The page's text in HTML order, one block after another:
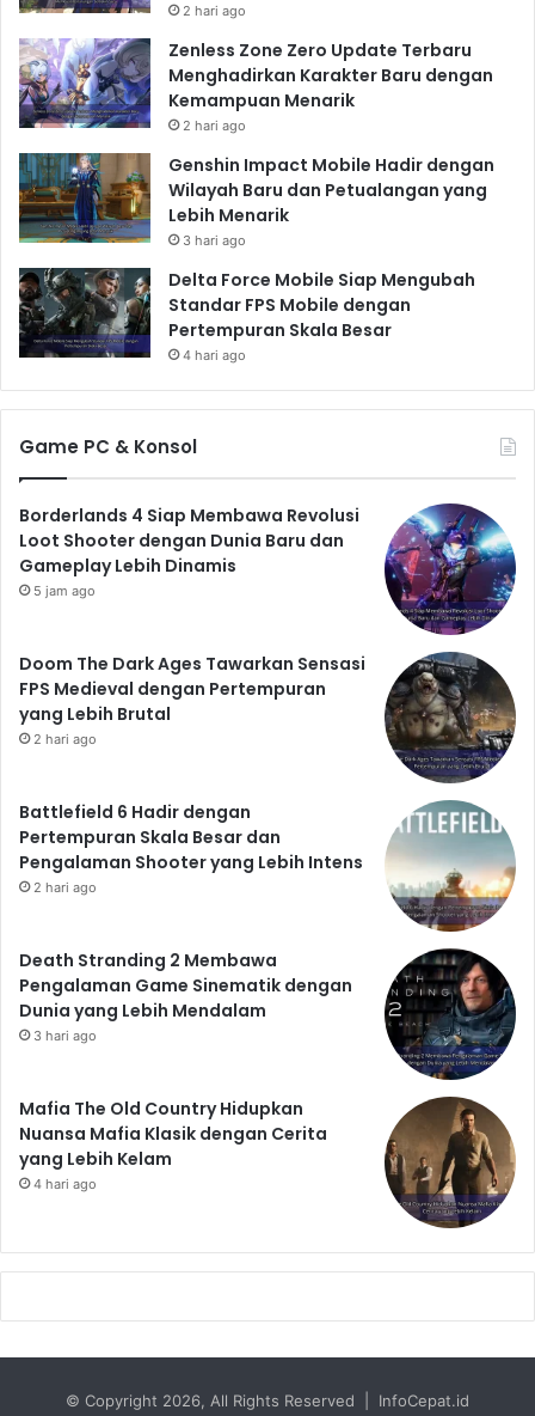
2 hari ago
Zenless Zone Zero Update Terbaru
Menghadirkan Karakter Baru dengan
Kemampuan Menarik
2 hari ago
Genshin Impact Mobile Hadir dengan
Wilayah Baru dan Petualangan yang
Lebih Menarik
3 hari ago
Delta Force Mobile Siap Mengubah
Standar FPS Mobile dengan
Pertempuran Skala Besar
4 hari ago
Game PC & Konsol
Borderlands 4 Siap Membawa Revolusi
Loot Shooter dengan Dunia Baru dan
Gameplay Lebih Dinamis
5 jam ago
Doom The Dark Ages Tawarkan Sensasi
FPS Medieval dengan Pertempuran
yang Lebih Brutal
2 hari ago
Battlefield 6 Hadir dengan
Pertempuran Skala Besar dan
Pengalaman Shooter yang Lebih Intens
2 hari ago
Death Stranding 2 Membawa
Pengalaman Game Sinematik dengan
Dunia yang Lebih Mendalam
3 hari ago
Mafia The Old Country Hidupkan
Nuansa Mafia Klasik dengan Cerita
yang Lebih Kelam
4 hari ago
© Copyright 2026, All Rights Reserved | InfoCepat.id